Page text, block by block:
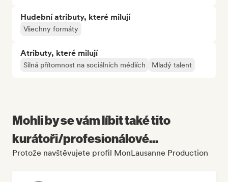
Hudební atributy, které milují
Všechny formáty
Atributy, které milují
Silná přítomnost na sociálních médiích Mladý talent
Mohli by se vám líbit také tito
kurátoři/profesionálové...
Protože navštěvujete profil MonLausanne Production